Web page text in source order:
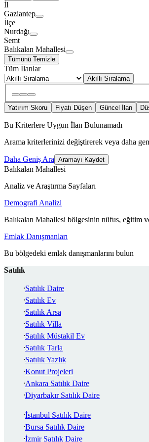
İl
Gaziantep
İlçe
Nurdağı
Semt
Balıkalan Mahallesi
Tümünü Temizle
Tüm İlanlar
Akıllı Sıralama
Yatırım Skoru Fiyatı Düşen Güncel İlan
Bu Kriterlere Uygun İlan Bulunamadı
Arama kriterlerinizi değiştirerek veya daha
Daha Geniş Ara Aramayı Kaydet
Balıkalan Mahallesi
Analiz ve Araştırma Sayfaları
Demografi Analizi
Balıkalan Mahallesi bölgesinin nüfus, eğitim
Emlak Danışmanları
Bu bölgedeki emlak danışmanlarını bulun
Satılık
Satılık Daire
Satılık Ev
Satılık Arsa
Satılık Villa
Satılık Müstakil Ev
Satılık Tarla
Satılık Yazlık
Konut Projeleri
Ankara Satılık Daire
Diyarbakır Satılık Daire
İstanbul Satılık Daire
Bursa Satılık Daire
İzmir Satılık Daire